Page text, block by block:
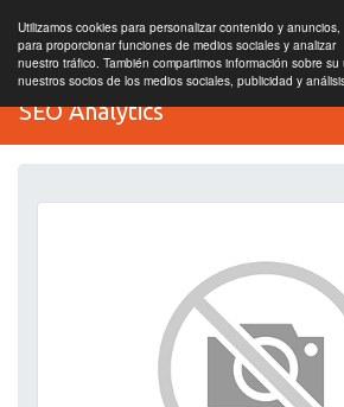
Utilizamos cookies para personalizar contenido y anuncios,
para proporcionar funciones de medios sociales y analizar
nuestro tráfico. También compartimos información sobre
nuestros socios de los medios sociales, publicidad y
SEO Analytics